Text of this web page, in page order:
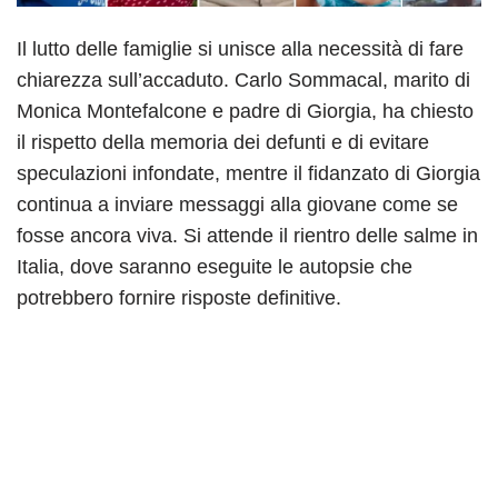
Il lutto delle famiglie si unisce alla necessità di fare
chiarezza sull’accaduto. Carlo Sommacal, marito di
Monica Montefalcone e padre di Giorgia, ha chiesto
il rispetto della memoria dei defunti e di evitare
speculazioni infondate, mentre il fidanzato di Giorgia
continua a inviare messaggi alla giovane come se
fosse ancora viva. Si attende il rientro delle salme in
Italia, dove saranno eseguite le autopsie che
potrebbero fornire risposte definitive.